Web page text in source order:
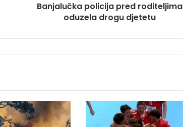
l
a
p
r
e
Banjalučka policija pred roditeljima
oduzela drogu djetetu